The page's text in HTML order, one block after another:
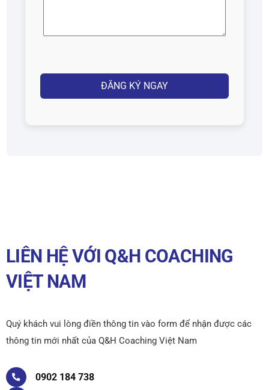
LIÊN HỆ VỚI Q&H COACHING
VIỆT NAM
Quý khách vui lòng điền thông tin vào form để nhận được các
thông tin mới nhất của Q&H Coaching Việt Nam
0902 184 738